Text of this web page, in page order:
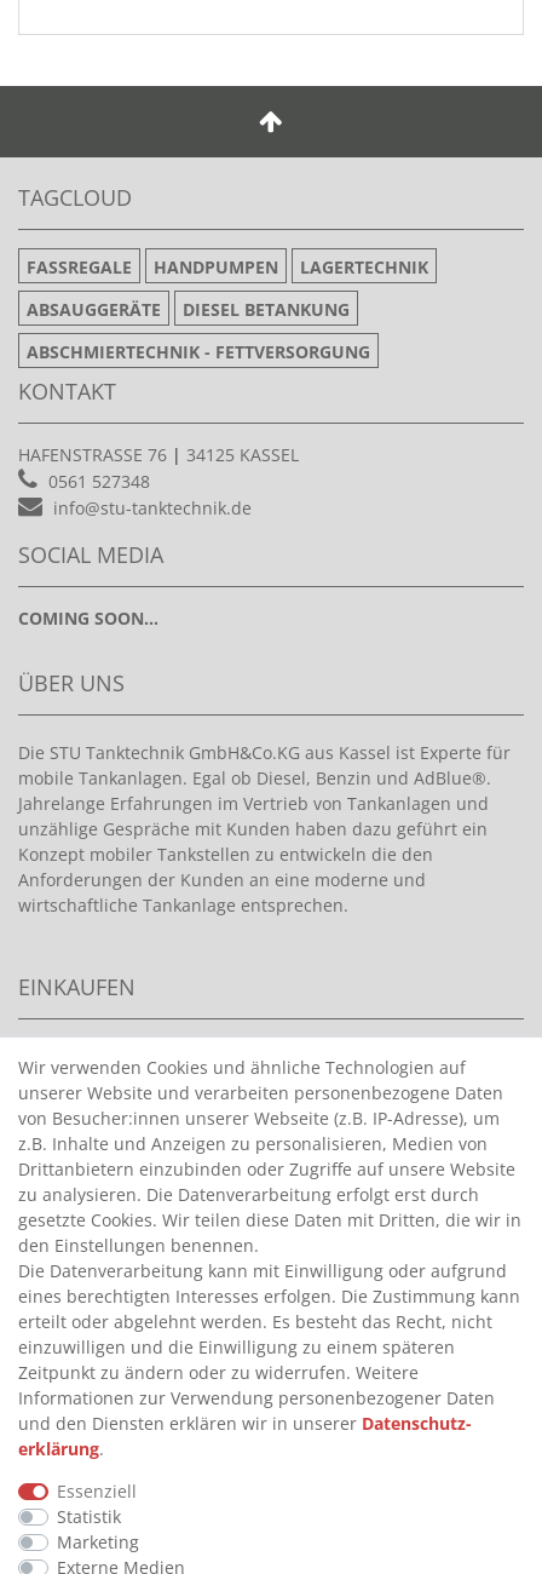
TAGCLOUD
FASSREGALE HANDPUMPEN
LAGERTECHNIK
ABSAUGGERÄTE
DIESEL BETANKUNG
ABSCHMIERTECHNIK - FETTVERSORGUNG
KONTAKT
HAFENSTRASSE 76 | 34125 KASSEL
0561 527348
info@stu-tanktechnik.de
SOCIAL MEDIA
COMING SOON...
ÜBER UNS
Die STU Tanktechnik GmbH&Co.KG aus Kassel ist Experte für
mobile Tankanlagen. Egal ob Diesel, Benzin und AdBlue®.
Jahrelange Erfahrungen im Vertrieb von Tankanlagen und
unzählige Gespräche mit Kunden haben dazu geführt ein
Konzept mobiler Tankstellen zu entwickeln die den
Anforderungen der Kunden an eine moderne und
wirtschaftliche Tankanlage entsprechen.
EINKAUFEN
HANDPUMPEN FÜR BENZIN
>
HANDPUMPEN FÜR ÖLE
>
TANKANLAGEN
>
ADBLUE® BETANKUNG
INFORMATIONEN
>
FAQ
>
VERTRAG WIDERRUFEN
>
WIDERRUFSRECHT
>
WIDERRUFSFORMULAR
IMPRESSUM
>
DATENSCHUTZERKLÄRUNG
>
AGB
Wir verwenden Cookies und ähnliche Technologien auf
unserer Website und verarbeiten personenbezogene Daten
von Besucher:innen unserer Webseite (z.B. IP-Adresse), um
z.B. Inhalte und Anzeigen zu personalisieren, Medien von
Drittanbietern einzubinden oder Zugriffe auf unsere Website
zu analysieren. Die Datenverarbeitung erfolgt erst durch
gesetzte Cookies. Wir teilen diese Daten mit Dritten, die wir in
den Einstellungen benennen.
Die Datenverarbeitung kann mit Einwilligung oder aufgrund
eines berechtigten Interesses erfolgen. Die Zustimmung kann
erteilt oder abgelehnt werden. Es besteht das Recht, nicht
einzuwilligen und die Einwilligung zu einem späteren
Zeitpunkt zu ändern oder zu widerrufen. Weitere
Informationen zur Verwendung personenbezogener Daten
und den Diensten erklären wir in unserer Daten­schutz­
erklärung.
Essenziell
Statistik
Marketing
Externe Medien